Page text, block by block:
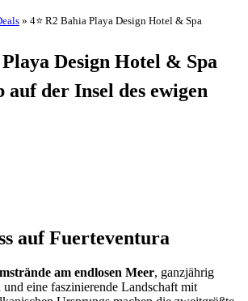
» 4⭐ R2 Bahia Playa Design Hotel & Spa
Playa Design Hotel & Spa
der Insel des ewigen
auf Fuerteventura
am endlosen Meer, ganzjährig
und eine faszinierende Landschaft mit